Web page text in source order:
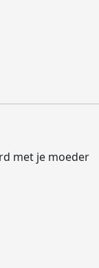
met je moeder